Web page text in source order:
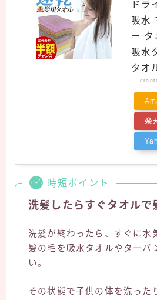
ドラ
吸水
ー タ
吸水
タオ
楽
時短ポイント
洗髪したらすぐタオルで
洗髪が終わったら、すぐに水
髪の毛を吸水タオルやターバ
い。
その状態で子供の体を洗った